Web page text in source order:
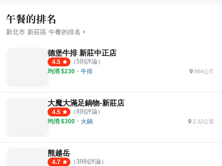
午餐的排名
新北市 新莊區 午餐的排名 ›
德堡牛排 新莊中正店
4.5 （5則評論）
均消 $230 ・ 牛排 864公尺
大魔大滿足鍋物-新莊店
4.5 （8則評論）
均消 $300 ・ 火鍋 2.32公里
熊越岳
4.7 （39則評論）